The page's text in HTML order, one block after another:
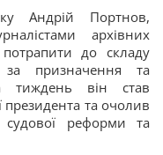
Андрій Портнов,
архівних
до складу
призначення та
тиждень він став
президента та очолив
реформи та